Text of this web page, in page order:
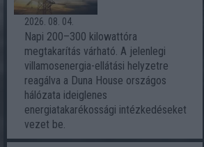
2026. 08. 04.
Napi 200–300 kilowattóra
megtakarítás várható. A jelenlegi
villamosenergia-ellátási helyzetre
reagálva a Duna House országos
hálózata ideiglenes
energiatakarékossági intézkedéseket
vezet be.